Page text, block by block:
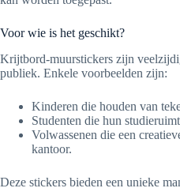
Voor wie is het geschikt?
Krijtbord-muurstickers zijn
publiek. Enkele voorbeelden zijn:
Kinderen die houden van
Studenten die hun
Volwassenen die een
kantoor.
Deze stickers bieden een unieke